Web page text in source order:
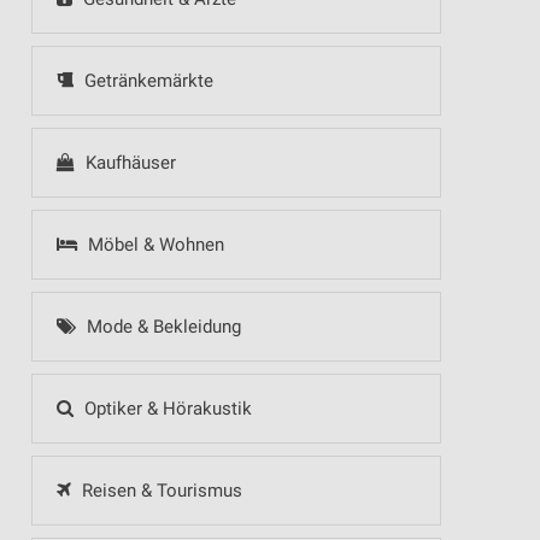
Getränkemärkte
Kaufhäuser
Möbel & Wohnen
Mode & Bekleidung
Optiker & Hörakustik
Reisen & Tourismus